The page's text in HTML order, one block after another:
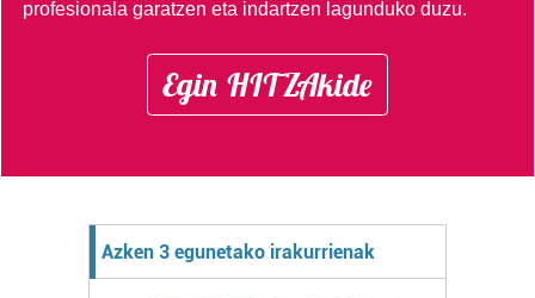
profesionala garatzen eta indartzen lagunduko duzu.
Egin HITZAkide
Azken 3 egunetako irakurrienak